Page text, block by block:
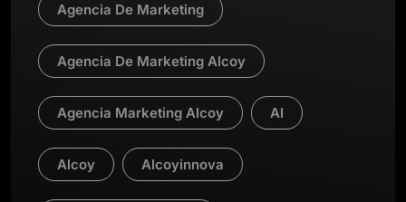
Agencia De Marketing
Agencia De Marketing Alcoy
Agencia Marketing Alcoy AI
Alcoy Alcoyinnova